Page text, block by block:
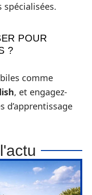
POUR
?
comme
, et engagez-
d’apprentissage